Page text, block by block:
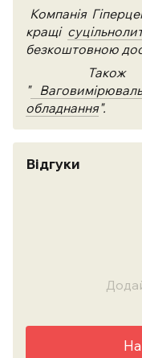
Компанія
кращі
безкоштовною
Також
"
обладнання".
Відгуки